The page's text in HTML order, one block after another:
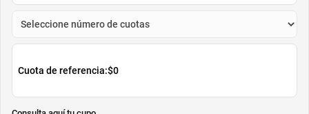
Cuota de referencia:$0